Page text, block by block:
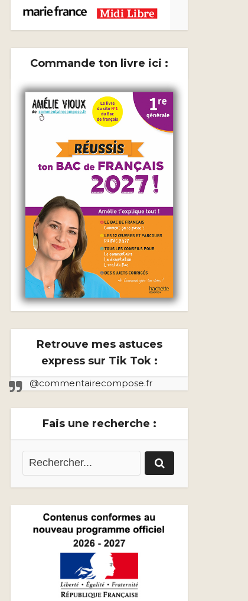
Commande ton livre ici :
Retrouve mes astuces
express sur Tik Tok :
@commentairecompose.fr
Fais une recherche :